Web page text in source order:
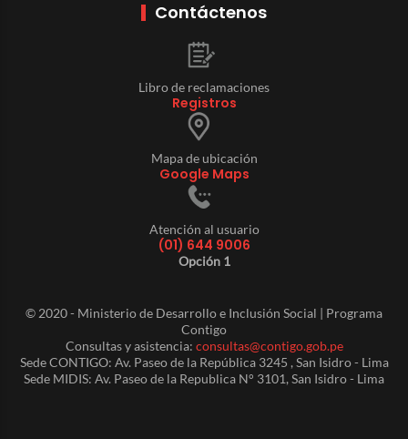
Contáctenos
Libro de reclamaciones
Registros
Mapa de ubicación
Google Maps
Atención al usuario
(01) 644 9006
Opción 1
© 2020 - Ministerio de Desarrollo e Inclusión Social | Programa
Contigo
Consultas y asistencia: consultas@contigo.gob.pe
Sede CONTIGO: Av. Paseo de la República 3245 , San Isidro - Lima
Sede MIDIS: Av. Paseo de la Republica N° 3101, San Isidro - Lima